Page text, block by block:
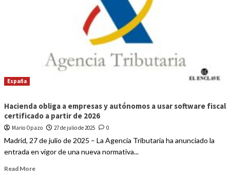
España
Hacienda obliga a empresas y autónomos a usar software fiscal
certificado a partir de 2026
Mario Opazo 27 de julio de 2025 0
Madrid, 27 de julio de 2025 – La Agencia Tributaria ha anunciado la
entrada en vigor de una nueva normativa...
Read More